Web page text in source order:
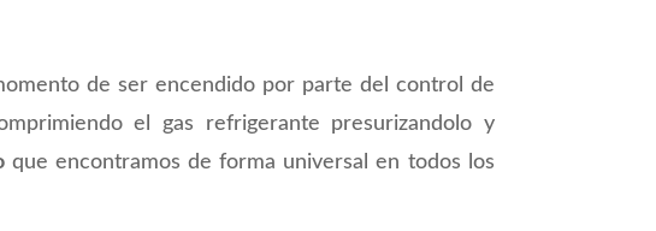
de ser encendido por parte del control de
el gas refrigerante presurizandolo y
que encontramos de forma universal en todos los